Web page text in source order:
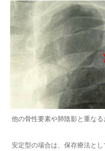
他の骨性要素や肺陰影と重なる
安定型の場合は、保存療法と